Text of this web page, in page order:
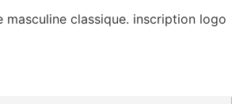
classique. inscription logo